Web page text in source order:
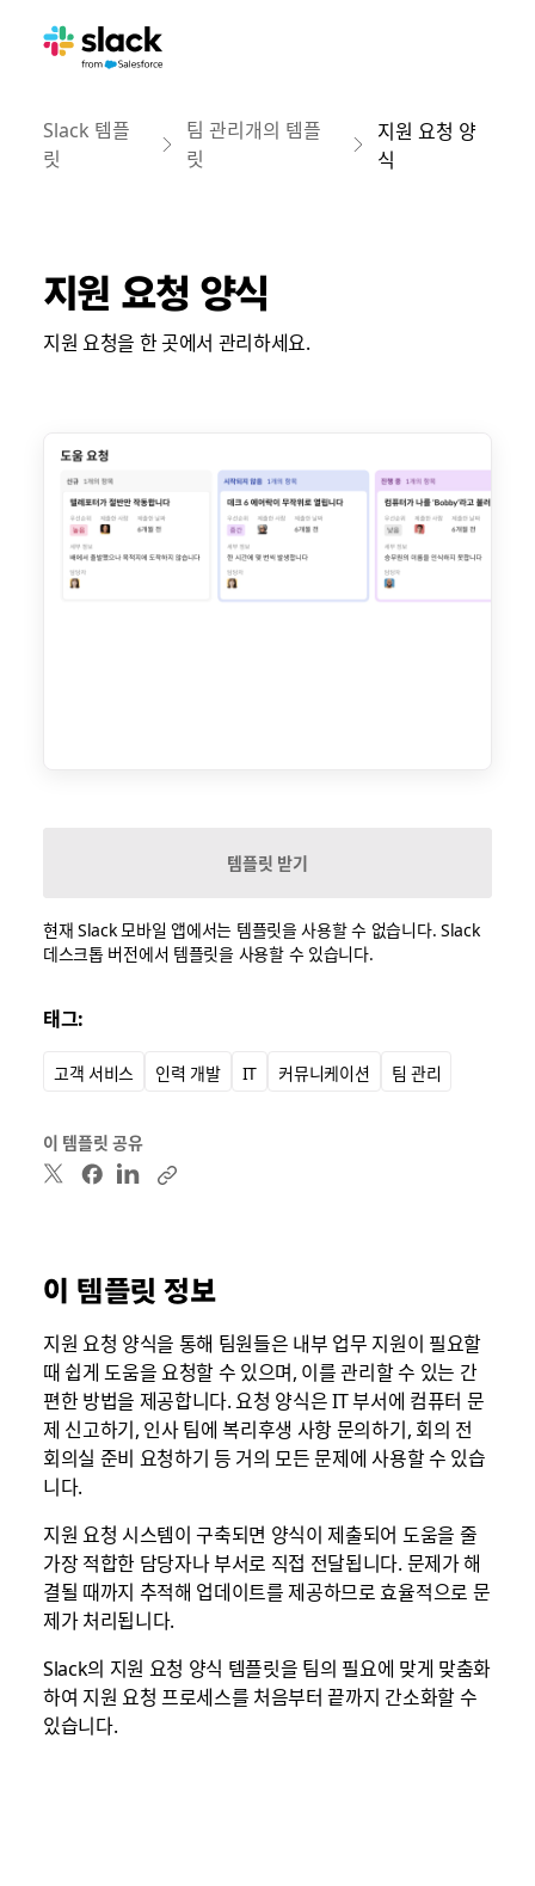
Slack 템플
릿
팀 관리개의 템플
릿
지원 요청 양
식
지원 요청 양식
지원 요청을 한 곳에서 관리하세요.
템플릿 받기
현재 Slack 모바일 앱에서는 템플릿을 사용할 수 없습니다. Slack
데스크톱 버전에서 템플릿을 사용할 수 있습니다.
태그:
고객 서비스 인력 개발 IT 커뮤니케이션 팀 관리
이 템플릿 공유
이 템플릿 정보
지원 요청 양식을 통해 팀원들은 내부 업무 지원이 필요할
때 쉽게 도움을 요청할 수 있으며, 이를 관리할 수 있는 간
편한 방법을 제공합니다. 요청 양식은 IT 부서에 컴퓨터 문
제 신고하기, 인사 팀에 복리후생 사항 문의하기, 회의 전
회의실 준비 요청하기 등 거의 모든 문제에 사용할 수 있습
니다.
지원 요청 시스템이 구축되면 양식이 제출되어 도움을 줄
가장 적합한 담당자나 부서로 직접 전달됩니다. 문제가 해
결될 때까지 추적해 업데이트를 제공하므로 효율적으로 문
제가 처리됩니다.
Slack의 지원 요청 양식 템플릿을 팀의 필요에 맞게 맞춤화
하여 지원 요청 프로세스를 처음부터 끝까지 간소화할 수
있습니다.